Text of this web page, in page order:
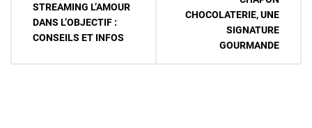
l’article
STREAMING L’AMOUR
DANS L’OBJECTIF :
CONSEILS ET INFOS
CHOCOLATERIE, UNE
SIGNATURE
GOURMANDE